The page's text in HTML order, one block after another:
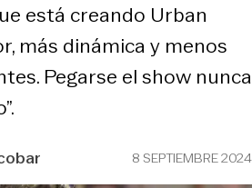
está creando Urban
más dinámica y menos
Pegarse el show nunca
8 SEPTIEMBRE 2024